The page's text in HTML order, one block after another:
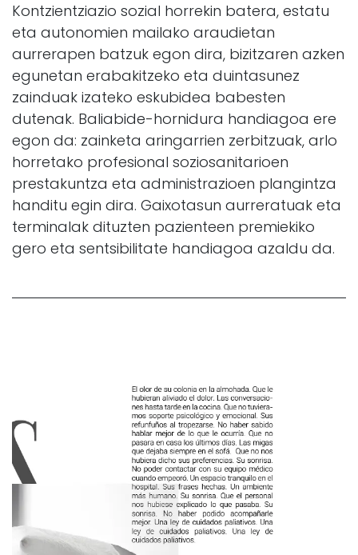
Kontzientziazio sozial horrekin batera, estatu
eta autonomien mailako araudietan
aurrerapen batzuk egon dira, bizitzaren azken
egunetan erabakitzeko eta duintasunez
zainduak izateko eskubidea babesten
dutenak. Baliabide-hornidura handiagoa ere
egon da: zainketa aringarrien zerbitzuak, arlo
horretako profesional soziosanitarioen
prestakuntza eta administrazioen plangintza
handitu egin dira. Gaixotasun aurreratuak eta
terminalak dituzten pazienteen premiekiko
gero eta sentsibilitate handiagoa azaldu da.